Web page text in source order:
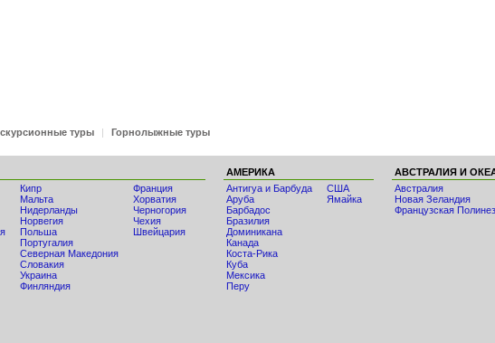
туры | Горнолыжные туры
Кипр
Мальта
Нидерланды
Норвегия
Польша
Португалия
Северная Македония
Словакия
Украина
Финляндия
Франция
Хорватия
Черногория
Чехия
Швейцария
АМЕРИКА
Антигуа и Барбуда
Аруба
Барбадос
Бразилия
Доминикана
Канада
Коста-Рика
Куба
Мексика
Перу
США
Ямайка
АВСТРАЛИЯ И
Австралия
Новая Зеландия
Французская